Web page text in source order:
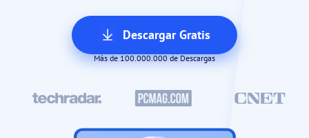
Descargar Gratis
Más de 100.000.000 de Descargas